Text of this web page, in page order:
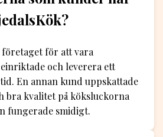
för att vara
och leverera ett
En annan kund uppskattade
bra kvalitet på köksluckorna
fungerade smidigt.